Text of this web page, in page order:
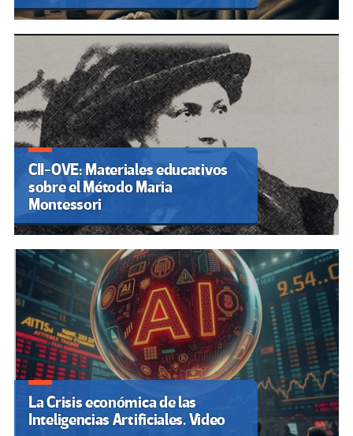
CII-OVE: Materiales educativos
sobre el Método Maria
Montessori
La Crisis económica de las
Inteligencias Artificiales. Video